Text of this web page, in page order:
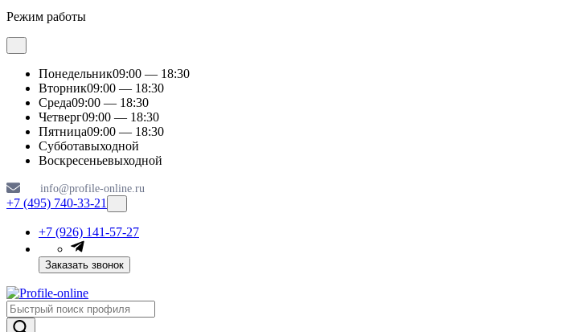
Режим работы
Понедельник09:00 — 18:30
Вторник09:00 — 18:30
Среда09:00 — 18:30
Четверг09:00 — 18:30
Пятница09:00 — 18:30
Субботавыходной
Воскресеньевыходной
info@profile-online.ru
+7 (495) 740-33-21
+7 (926) 141-57-27
Заказать звонок